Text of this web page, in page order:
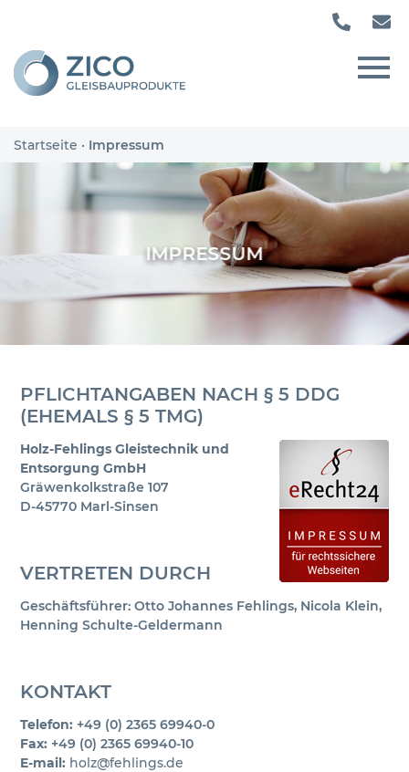
Startseite · Impressum
IMPRESSUM
PFLICHTANGABEN NACH § 5 DDG
(EHEMALS § 5 TMG)
Holz-Fehlings Gleistechnik und
Entsorgung GmbH
Gräwenkolkstraße 107
D-45770 Marl-Sinsen
VERTRETEN DURCH
Geschäftsführer: Otto Johannes Fehlings, Nicola Klein,
Henning Schulte-Geldermann
KONTAKT
Telefon: +49 (0) 2365 69940-0
Fax: +49 (0) 2365 69940-10
E-mail: holz@fehlings.de